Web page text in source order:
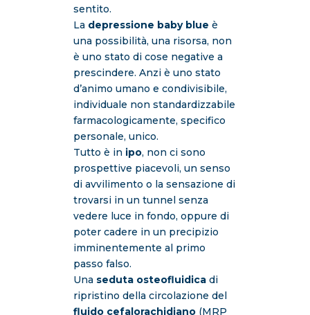
sentito.
La depressione baby blue è
una possibilità, una risorsa, non
è uno stato di cose negative a
prescindere. Anzi è uno stato
d’animo umano e condivisibile,
individuale non standardizzabile
farmacologicamente, specifico
personale, unico.
Tutto è in ipo, non ci sono
prospettive piacevoli, un senso
di avvilimento o la sensazione di
trovarsi in un tunnel senza
vedere luce in fondo, oppure di
poter cadere in un precipizio
imminentemente al primo
passo falso.
Una seduta osteofluidicadi
ripristino della circolazione del
fluido cefalorachidiano(MRP